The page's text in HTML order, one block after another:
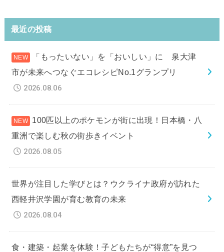
最近の投稿
「もったいない」を「おいしい」に 泉大津
市が未来へつなぐエコレシピNo.1グランプリ
2026.08.06
100匹以上のポケモンが街に出現！日本橋・八
重洲で楽しむ秋の街歩きイベント
2026.08.05
世界が注目した学びとは？ウクライナ政府が訪れた
西軽井沢学園が育む教育の未来
2026.08.04
食・建築・起業を体験！子どもたちが“得意”を見つ